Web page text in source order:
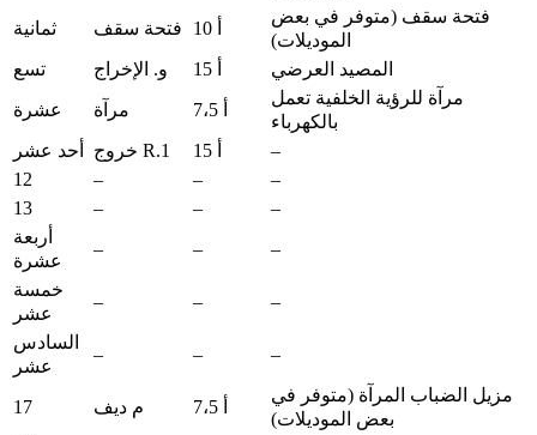
ثمانية
فتحة سقف
فتحة سقف (متوفر في بعض
الموديلات)
تسع
و. الإخراج
المصيد العرضي
عشرة
مرآة
مرآة للرؤية الخلفية تعمل
بالكهرباء
أحد عشر
خروج R.1
–
12
– –
–
13
– –
–
أربعة
عشرة
– – –
خمسة
عشر
– – –
السادس
عشر
– – –
17 م ديف
مزيل الضباب المرآة (متوفر في
بعض الموديلات)